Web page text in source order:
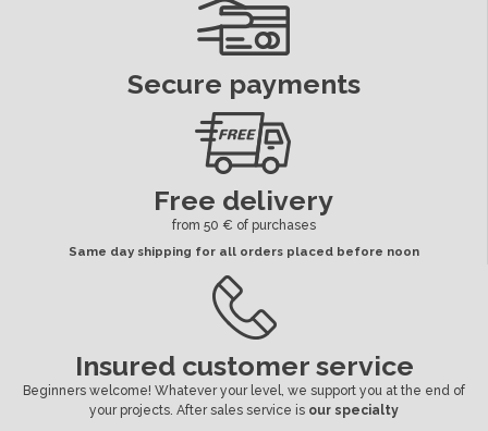
Secure payments
Free delivery
from 50 € of purchases
Same day shipping for all orders placed before noon
Insured customer service
Beginners welcome! Whatever your level, we support you at the end of
your projects. After sales service is our specialty